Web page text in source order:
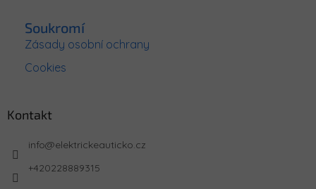
Soukromí
Zásady osobní ochrany
Cookies
Kontakt
info@elektrickeauticko.cz
+420228889315